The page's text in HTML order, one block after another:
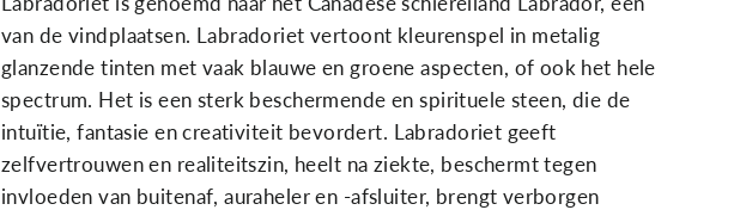
van de vindplaatsen. Labradoriet vertoont kleurenspel in metalig
glanzende tinten met vaak blauwe en groene aspecten, of ook het hele
spectrum. Het is een sterk beschermende en spirituele steen, die de
intuïtie, fantasie en creativiteit bevordert. Labradoriet geeft
zelfvertrouwen en reali­teitszin, heelt na ziekte, beschermt tegen
invloe­den van buitenaf, aurahe­ler en -afsluiter, brengt verborgen